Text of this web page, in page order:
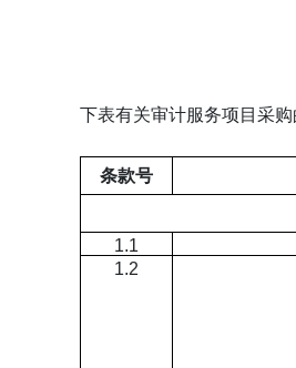
下表有关审计服务项目采购
条款号
1.1
1.2